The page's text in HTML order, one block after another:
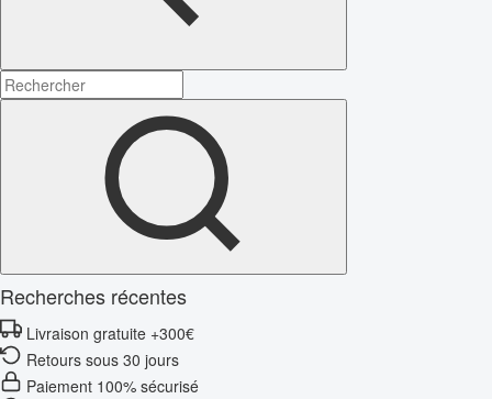
Recherches récentes
Livraison gratuite +300€
Retours sous 30 jours
Paiement 100% sécurisé